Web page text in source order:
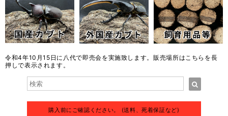
令和4年10月15日に八代で即売会を実施致します。販売場所はこちらを長
押しで表示されます。
購入前にご確認ください。 (送料、死着保証など)